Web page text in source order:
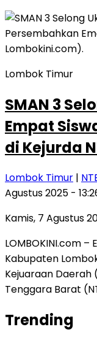
Lombok Timur
SMAN 3
Empat
di Kejurda
Lombok Timur |
Agustus 2025 -
Kamis, 7 Agustus
LOMBOKINI.com –
Kabupaten
Kejuaraan Daerah
Tenggara Barat
Trending